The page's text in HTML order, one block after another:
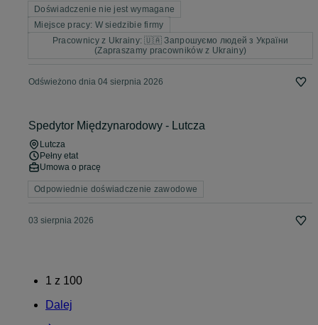
Doświadczenie nie jest wymagane
Miejsce pracy: W siedzibie firmy
Pracownicy z Ukrainy: 🇺🇦 Запрошуємо людей з України
(Zapraszamy pracowników z Ukrainy)
Odświeżono dnia 04 sierpnia 2026
Spedytor Międzynarodowy - Lutcza
Lutcza
Pełny etat
Umowa o pracę
Odpowiednie doświadczenie zawodowe
03 sierpnia 2026
1 z 100
Dalej